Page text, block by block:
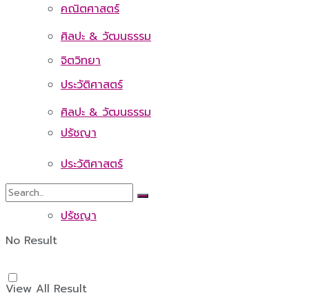
คณิตศาสตร์
จิตวิทยา
ศิลปะ & วัฒนธรรม
ประวัติศาสตร์
ปรัชญา
ศิลปะ & วัฒนธรรม
ประวัติศาสตร์
ปรัชญา
No Result
View All Result